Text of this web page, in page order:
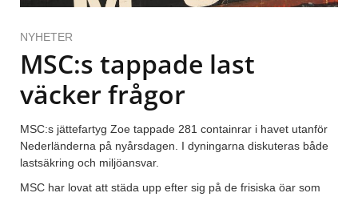
NYHETER
MSC:s tappade last
väcker frågor
MSC:s jättefartyg Zoe tappade 281 containrar i havet utanför
Nederländerna på nyårsdagen. I dyningarna diskuteras både
lastsäkring och miljöansvar.
MSC har lovat att städa upp efter sig på de frisiska öar som